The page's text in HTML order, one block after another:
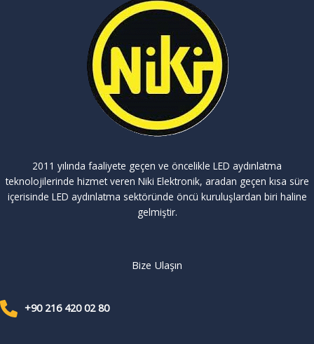
2011 yılında faaliyete geçen ve öncelikle LED aydınlatma
teknolojilerinde hizmet veren Niki Elektronik, aradan geçen kısa süre
içerisinde LED aydınlatma sektöründe öncü kuruluşlardan biri haline
gelmiştir.
Bize Ulaşın
+90 216 420 02 80